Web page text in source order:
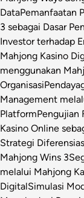
DataPemanfaatan
3 sebagai Dasar
Investor terhadap
Mahjong Kasino
menggunakan
Organisasi
Management
PlatformPengujian
Kasino Online
Strategi
Mahjong Wins 3
melalui Mahjong
DigitalSimulasi